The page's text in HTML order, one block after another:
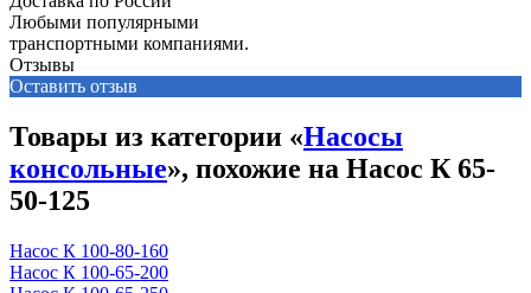
Любыми популярными
транспортными компаниями.
Отзывы
Оставить отзыв
Товары из категории «Насосы
консольные», похожие на Насос К 65-
50-125
Насос К 100-80-160
Насос К 100-65-200